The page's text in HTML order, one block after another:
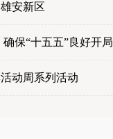
安新区
保“十五五”良好开局
动周系列活动